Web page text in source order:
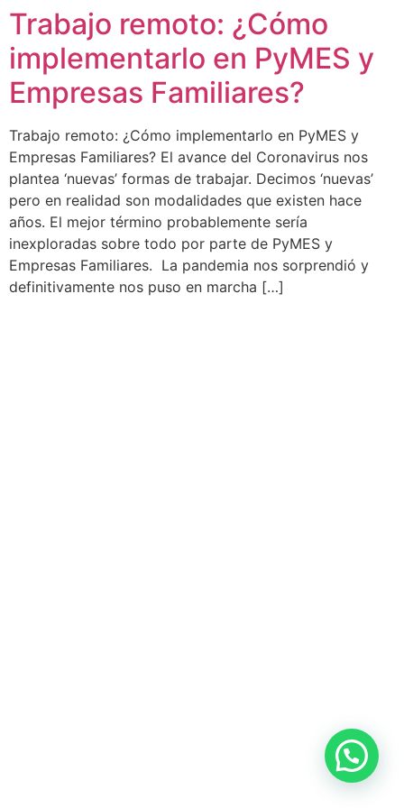
contenido
Trabajo remoto: ¿Cómo
implementarlo en PyMES y
Empresas Familiares?
Trabajo remoto: ¿Cómo implementarlo en PyMES y
Empresas Familiares? El avance del Coronavirus nos
plantea ‘nuevas’ formas de trabajar. Decimos ‘nuevas’
pero en realidad son modalidades que existen hace
años. El mejor término probablemente sería
inexploradas sobre todo por parte de PyMES y
Empresas Familiares. La pandemia nos sorprendió y
definitivamente nos puso en marcha […]